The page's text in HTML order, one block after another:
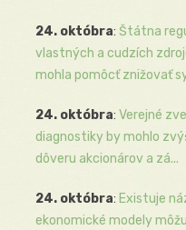
24. októbra: Štátna
vlastných a cudzích
mohla pomôcť znižovať
24. októbra: Verejné
diagnostiky by mohlo
dôveru akcionárov a zá...
24. októbra: Existuje
ekonomické modely